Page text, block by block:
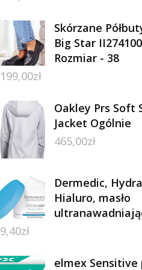
Skórzane
Big Star
Rozmiar - 38
199,00zł
Oakley Prs Soft
Jacket Ogólnie
465,00zł
Dermedic,
Hialuro, masło
9,40zł
elmex Sensitive